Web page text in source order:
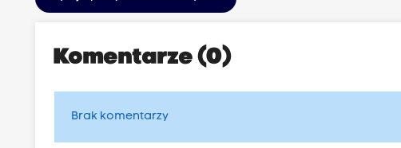
Komentarze (0)
Brak komentarzy